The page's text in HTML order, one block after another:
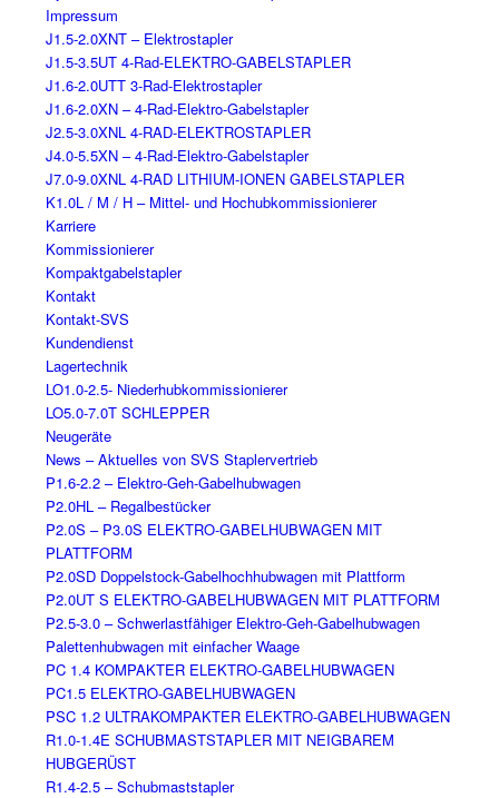
Impressum
J1.5-2.0XNT – Elektrostapler
J1.5-3.5UT 4-Rad-ELEKTRO-GABELSTAPLER
J1.6-2.0UTT 3-Rad-Elektrostapler
J1.6-2.0XN – 4-Rad-Elektro-Gabelstapler
J2.5-3.0XNL 4-RAD-ELEKTROSTAPLER
J4.0-5.5XN – 4-Rad-Elektro-Gabelstapler
J7.0-9.0XNL 4-RAD LITHIUM-IONEN GABELSTAPLER
K1.0L / M / H – Mittel- und Hochubkommissionierer
Karriere
Kommissionierer
Kompaktgabelstapler
Kontakt
Kontakt-SVS
Kundendienst
Lagertechnik
LO1.0-2.5- Niederhubkommissionierer
LO5.0-7.0T SCHLEPPER
Neugeräte
News – Aktuelles von SVS Staplervertrieb
P1.6-2.2 – Elektro-Geh-Gabelhubwagen
P2.0HL – Regalbestücker
P2.0S – P3.0S ELEKTRO-GABELHUBWAGEN MIT
PLATTFORM
P2.0SD Doppelstock-Gabelhochhubwagen mit Plattform
P2.0UT S ELEKTRO-GABELHUBWAGEN MIT PLATTFORM
P2.5-3.0 – Schwerlastfähiger Elektro-Geh-Gabelhubwagen
Palettenhubwagen mit einfacher Waage
PC 1.4 KOMPAKTER ELEKTRO-GABELHUBWAGEN
PC1.5 ELEKTRO-GABELHUBWAGEN
PSC 1.2 ULTRAKOMPAKTER ELEKTRO-GABELHUBWAGEN
R1.0-1.4E SCHUBMASTSTAPLER MIT NEIGBAREM
HUBGERÜST
R1.4-2.5 – Schubmaststapler